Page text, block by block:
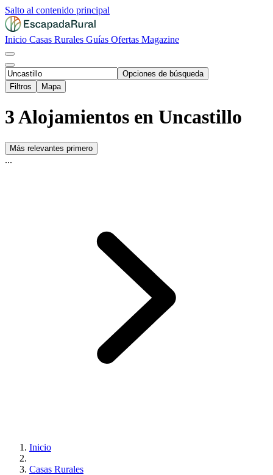
Salto al contenido principal
Inicio Casas Rurales Guías Ofertas Magazine
Opciones de búsqueda
Filtros
Mapa
3 Alojamientos en Uncastillo
Más relevantes primero
...
Inicio
Casas Rurales